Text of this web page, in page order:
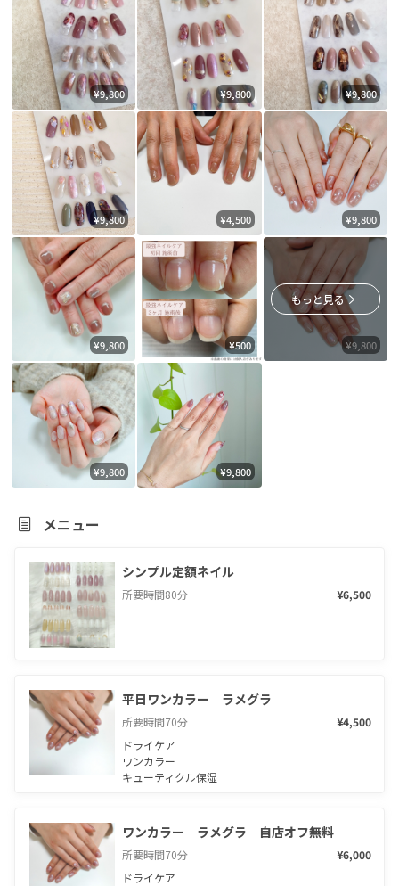
¥9,800 ¥9,800 ¥9,800
¥9,800 ¥4,500 ¥9,800
¥9,800 ¥500 ¥9,800
もっと見る
¥9,800 ¥9,800
メニュー
シンプル定額ネイル
所要時間80分 ¥6,500
平日ワンカラー　ラメグラ
所要時間70分
¥4,500
ドライケア
ワンカラー
キューティクル保湿
ワンカラー　ラメグラ　自店オフ無料
所要時間70分
¥6,000
ドライケア